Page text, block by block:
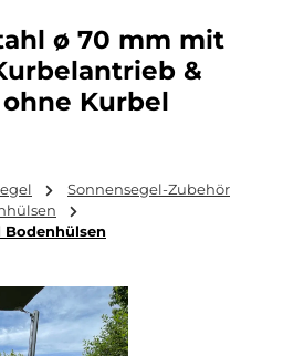
ø 70 mm mit
&
Kurbel
Sonnensegel-Zubehör
Bodenhülsen